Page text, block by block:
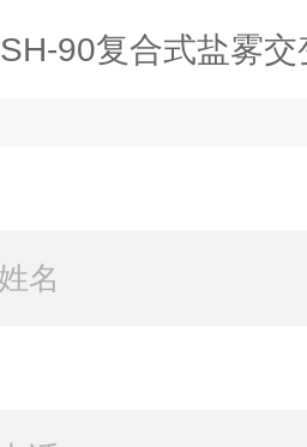
SH-90​复合式盐雾交变